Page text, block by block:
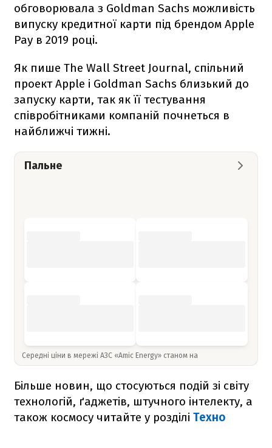
обговорювала з Goldman Sachs можливість
випуску кредитної карти під брендом Apple
Pay в 2019 році.
Як пише The Wall Street Journal, спільний
проект Apple і Goldman Sachs близький до
запуску карти, так як її тестування
співробітниками компаній почнеться в
найближчі тижні.
Пальне
Середні ціни в мережі АЗС «Amic Energy» станом на
Більше новин, що стосуються подій зі світу
технологій, ґаджетів, штучного інтелекту, а
також космосу читайте у розділі Техно